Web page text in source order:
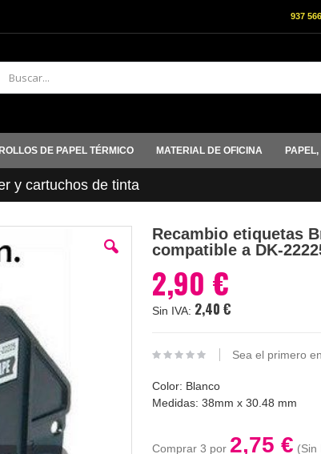
937
DE PAPEL TÉRMICO MATERIAL DE OFICINA PAPEL,
y cartuchos de tinta
Recambio etiquetas
compatible a DK-
2,90 €
2,40 €
Sea el primero
Color: Blanco
Medidas: 38mm x 30.48 mm
Comprar 3 por 2,75 €